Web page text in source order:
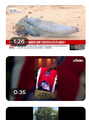
1:26
0:35